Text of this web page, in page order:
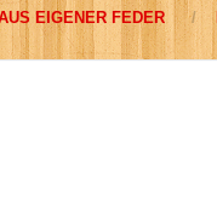
EIGENER FEDER